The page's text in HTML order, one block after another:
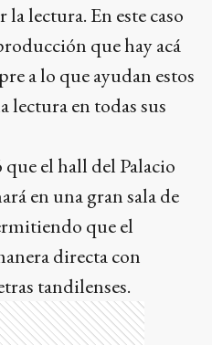
lectura. En este caso
que hay acá
a lo que ayudan estos
lectura en todas sus
el hall del Palacio
en una gran sala de
que el
directa con
tandilenses.